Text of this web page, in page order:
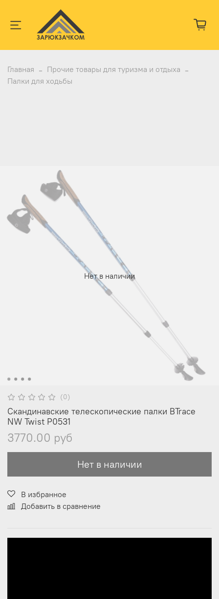
Главная
Прочие товары для туризма и отдыха
Палки для ходьбы
Нет в наличии
(0)
Скандинавские телескопические палки BTrace
NW Twist P0531
3770.00 руб
Нет в наличии
В избранное
Добавить в сравнение